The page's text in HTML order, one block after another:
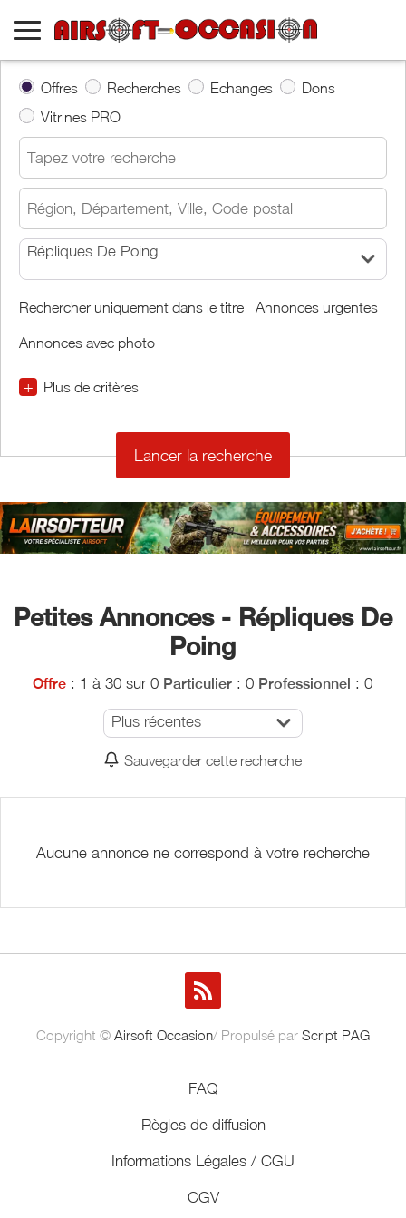
Offres Recherches Echanges
Dons
Vitrines PRO
Répliques De Poing
Rechercher uniquement dans le titre Annonces urgentes
Annonces avec photo
+ Plus de critères
Petites Annonces - Répliques De
Poing
Offre : 1 à 30 sur 0 Particulier : 0 Professionnel : 0
Plus récentes
Sauvegarder cette recherche
Aucune annonce ne correspond à votre recherche
Copyright © Airsoft Occasion/ Propulsé par Script PAG
FAQ
Règles de diffusion
Informations Légales / CGU
CGV